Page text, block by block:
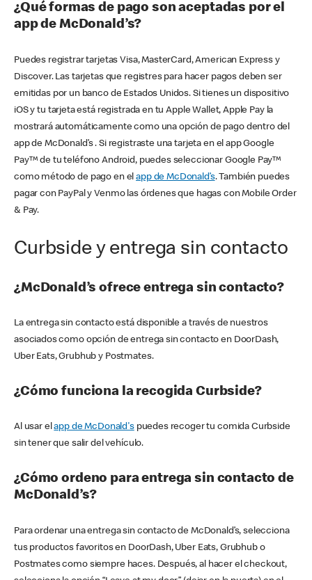
¿Qué formas de pago son aceptadas por el
app de McDonald’s?
Puedes registrar tarjetas Visa, MasterCard, American Express y
Discover. Las tarjetas que registres para hacer pagos deben ser
emitidas por un banco de Estados Unidos. Si tienes un dispositivo
iOS y tu tarjeta está registrada en tu Apple Wallet, Apple Pay la
mostrará automáticamente como una opción de pago dentro del
app de McDonald’s . Si registraste una tarjeta en el app Google
Pay™ de tu teléfono Android, puedes seleccionar Google Pay™
como método de pago en elapp de McDonald’s. También puedes
pagar con PayPal y Venmo las órdenes que hagas con Mobile Order
& Pay.
Curbside y entrega sin contacto
¿McDonald’s ofrece entrega sin contacto?
La entrega sin contacto está disponible a través de nuestros
asociados como opción de entrega sin contacto en DoorDash,
Uber Eats, Grubhub y Postmates.
¿Cómo funciona la recogida Curbside?
Al usar elapp de McDonald'spuedes recoger tu comida Curbside
sin tener que salir del vehículo.
¿Cómo ordeno para entrega sin contacto de
McDonald’s?
Para ordenar una entrega sin contacto de McDonald’s, selecciona
tus productos favoritos en DoorDash, Uber Eats, Grubhub o
Postmates como siempre haces. Después, al hacer el checkout,